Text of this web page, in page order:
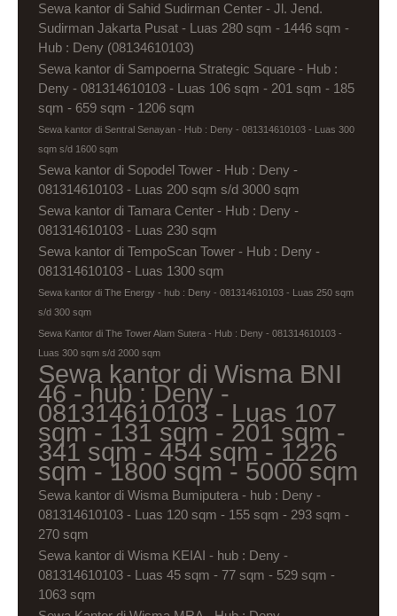
Sewa kantor di Sahid Sudirman Center - Jl. Jend.
Sudirman Jakarta Pusat - Luas 280 sqm - 1446 sqm -
Hub : Deny (08134610103)
Sewa kantor di Sampoerna Strategic Square - Hub :
Deny - 081314610103 - Luas 106 sqm - 201 sqm - 185
sqm - 659 sqm - 1206 sqm
Sewa kantor di Sentral Senayan - Hub : Deny - 081314610103 - Luas 300
sqm s/d 1600 sqm
Sewa kantor di Sopodel Tower - Hub : Deny -
081314610103 - Luas 200 sqm s/d 3000 sqm
Sewa kantor di Tamara Center - Hub : Deny -
081314610103 - Luas 230 sqm
Sewa kantor di TempoScan Tower - Hub : Deny -
081314610103 - Luas 1300 sqm
Sewa kantor di The Energy - hub : Deny - 081314610103 - Luas 250 sqm
s/d 300 sqm
Sewa Kantor di The Tower Alam Sutera - Hub : Deny - 081314610103 -
Luas 300 sqm s/d 2000 sqm
Sewa kantor di Wisma BNI
46 - hub : Deny -
081314610103 - Luas 107
sqm - 131 sqm - 201 sqm -
341 sqm - 454 sqm - 1226
sqm - 1800 sqm - 5000 sqm
Sewa kantor di Wisma Bumiputera - hub : Deny -
081314610103 - Luas 120 sqm - 155 sqm - 293 sqm -
270 sqm
Sewa kantor di Wisma KEIAI - hub : Deny -
081314610103 - Luas 45 sqm - 77 sqm - 529 sqm -
1063 sqm